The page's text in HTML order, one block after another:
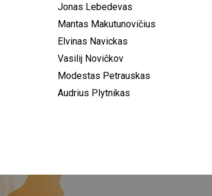
Jonas Lebedevas
Mantas Makutunovičius
Elvinas Navickas
Vasilij Novičkov
Modestas Petrauskas
Audrius Plytnikas